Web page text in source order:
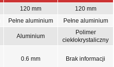
120 mm
120 mm
Pełne aluminium Pełne aluminium
Aluminium
Polimer
ciekłokrystaliczny
0.6 mm Brak informacji